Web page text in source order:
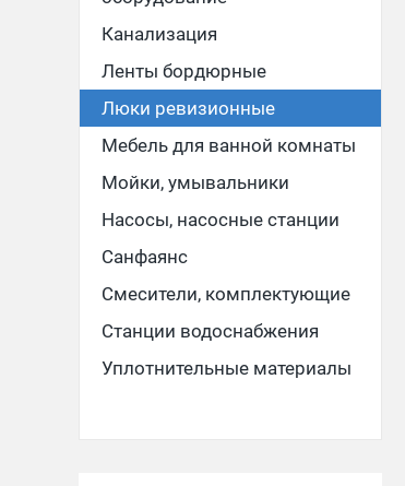
Канализация
Ленты бордюрные
Люки ревизионные
Мебель для ванной комнаты
Мойки, умывальники
Насосы, насосные станции
Санфаянс
Смесители, комплектующие
Станции водоснабжения
Уплотнительные материалы